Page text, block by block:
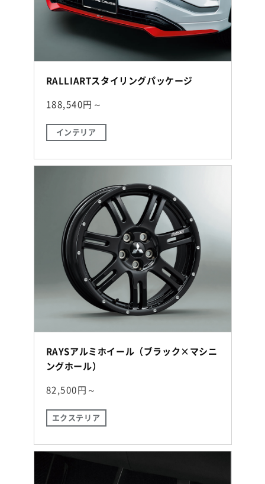
RALLIARTスタイリングパッケージ
188,540円～
インテリア
RAYSアルミホイール（ブラック×マシニ
ングホール）
82,500円～
エクステリア